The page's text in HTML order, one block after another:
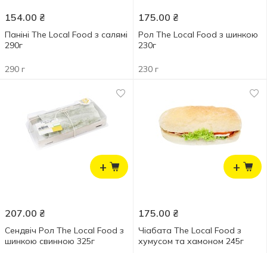
154.00 ₴
Паніні The Local Food з салямі
290г
290 г
175.00 ₴
Рол The Local Food з шинкою
230г
230 г
+
207.00 ₴
Сендвіч Рол The Local Food з
шинкою свинною 325г
+
175.00 ₴
Чіабата The Local Food з
хумусом та хамоном 245г